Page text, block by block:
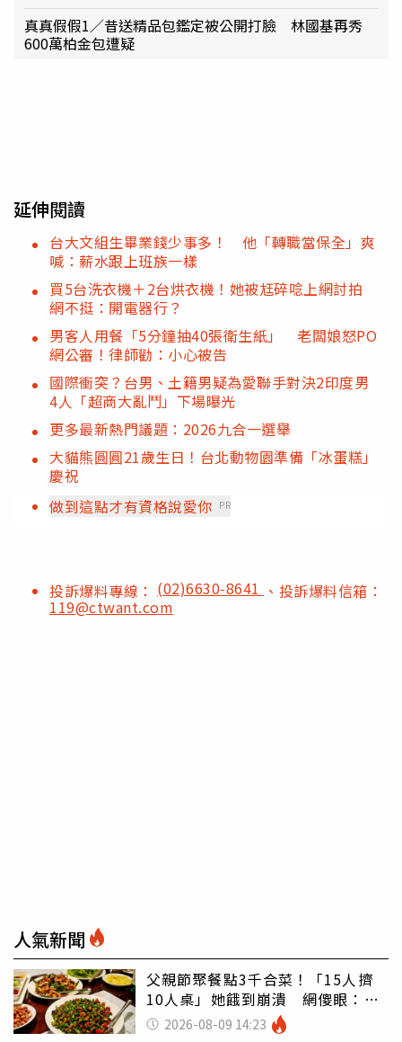
真真假假1／昔送精品包鑑定被公開打臉 林國基再秀
600萬柏金包遭疑
延伸閱讀
台大文組生畢業錢少事多！ 他「轉職當保全」爽
喊：薪水跟上班族一樣
買5台洗衣機＋2台烘衣機！她被尪碎唸上網討拍
網不挺：開電器行？
男客人用餐「5分鐘抽40張衛生紙」 老闆娘怒PO
網公審！律師勸：小心被告
國際衝突？台男、土籍男疑為愛聯手對決2印度男
4人「超商大亂鬥」下場曝光
更多最新熱門議題：2026九合一選舉
大貓熊圓圓21歲生日！台北動物園準備「冰蛋糕」
慶祝
做到這點才有資格說愛你 PR
投訴爆料專線： (02)6630-8641 、投訴爆料信箱：
119@ctwant.com
人氣新聞
父親節聚餐點3千合菜！「15人擠
10人桌」她餓到崩潰 網傻眼：讓
店家看笑話
2026-08-09 14:23